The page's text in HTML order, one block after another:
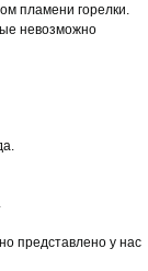
пламени горелки.
невозможно
представлено у нас